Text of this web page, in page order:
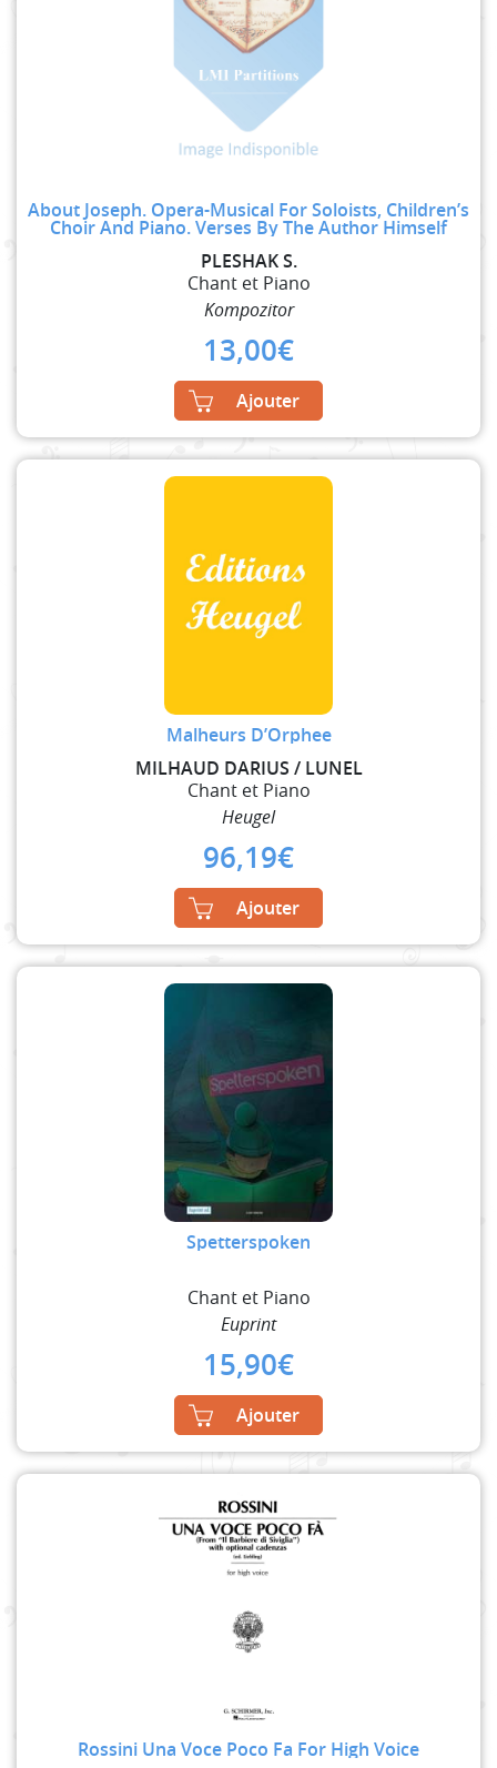
About Joseph. Opera-Musical For Soloists, Children’s
Choir And Piano. Verses By The Author Himself
PLESHAK S.
Chant et Piano
Kompozitor
13,00€
Ajouter
Malheurs D’Orphee
MILHAUD DARIUS / LUNEL
Chant et Piano
Heugel
96,19€
Ajouter
Spetterspoken
Chant et Piano
Euprint
15,90€
Ajouter
Rossini Una Voce Poco Fa For High Voice